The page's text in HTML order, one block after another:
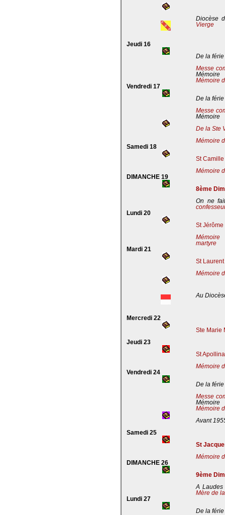
Diocèse
Vierge
Jeudi 16
De la férie
Messe
Mémoire
Mémoire
Vendredi 17
De la férie
Messe
Mémoire
De la Ste
Mémoire
Samedi 18
St
Mémoire
DIMANCHE 19
8ème
On ne
Lundi 20
St
Mémoire
martyre
Mardi 21
St
Mémoire
Au
Mercredi 22
Ste Marie
Jeudi 23
St
Mémoire
Vendredi 24
De la férie
Messe
Mémoire
Mémoire
Avant
Samedi 25
St
Mémoire
DIMANCHE 26
9ème
A
Mère de
Lundi 27
De la férie